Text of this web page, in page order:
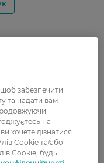
з дуже
Не залишає
Рекомендую.
з гарним
забезпечити
та надати вам
на
хочете дізнатися
Cookie та/або
Cookie, будь